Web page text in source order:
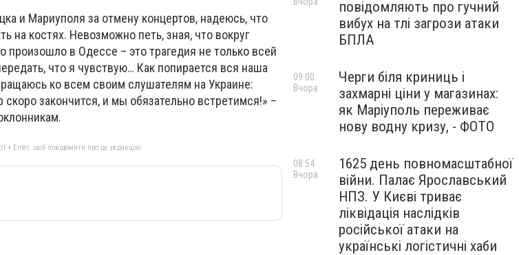
и Мариуполя за отмену концертов, надеюсь, что
на костях. Невозможно петь, зная, что вокруг
произошло в Одессе – это трагедия не только всей
что я чувствую… Как попирается вся наша
ко всем своим слушателям на Украине:
закончится, и мы обязательно встретимся!» –
+ Enter, щоб повідомити про це редакцію
повідомляють про гучний
вибух на тлі загрози атаки
БПЛА
Черги біля криниць і
захмарні ціни у магазинах:
як Маріуполь переживає
нову водну кризу, - ФОТО
09:00
Вчора
1625 день повномасштабної
війни. Палає Ярославський
НПЗ. У Києві триває
ліквідація наслідків
російської атаки на
українські логістичні хаби
08:54
Вчора